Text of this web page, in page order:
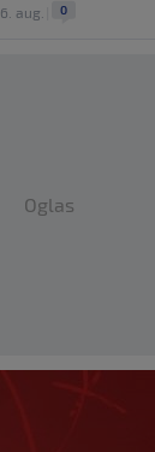
6. aug. 0
Oglas